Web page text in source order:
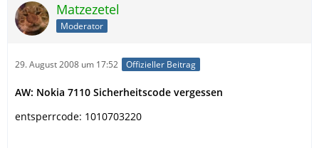
Matzezetel
Moderator
29. August 2008 um 17:52 Offizieller Beitrag
AW: Nokia 7110 Sicherheitscode vergessen
entsperrcode: 1010703220